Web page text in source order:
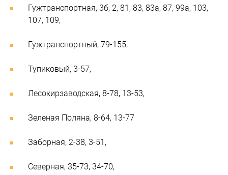
Гужтранспортная, 3б, 2, 81, 83, 83а, 87, 99а, 103,
107, 109,
Гужтранспортный, 79-155,
Тупиковый, 3-57,
Лесокирзаводская, 8-78, 13-53,
Зеленая Поляна, 8-64, 13-77
Заборная, 2-38, 3-51,
Северная, 35-73, 34-70,